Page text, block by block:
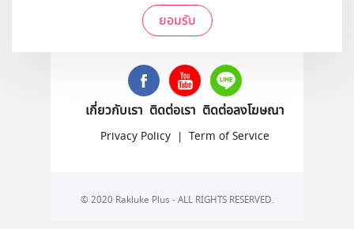
ยอมรับ
ติดตามเราได้ที่
เกี่ยวกับเรา ติดต่อเรา ติดต่อลงโฆษณา
Privacy Policy | Term of Service
© 2020 Rakluke Plus - ALL RIGHTS RESERVED.